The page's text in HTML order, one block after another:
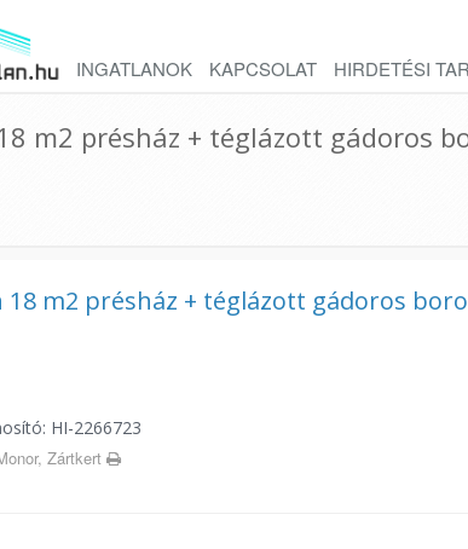
INGATLANOK KAPCSOLAT HIRDETÉSI
m2 présház + téglázott gádoros
m2 présház + téglázott gádoros
HI-2266723
Zártkert